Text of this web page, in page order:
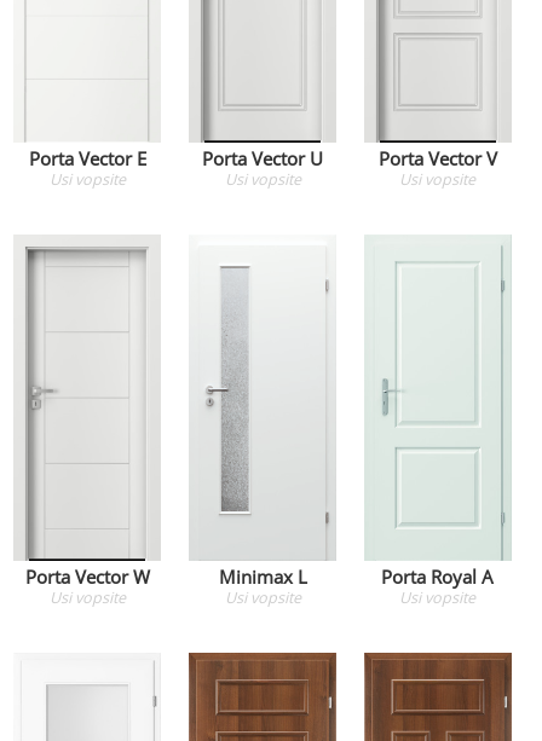
Porta Vector E
Usi vopsite
Porta Vector U
Usi vopsite
Porta Vector V
Usi vopsite
Porta Vector W
Usi vopsite
Minimax L
Usi vopsite
Porta Royal A
Usi vopsite